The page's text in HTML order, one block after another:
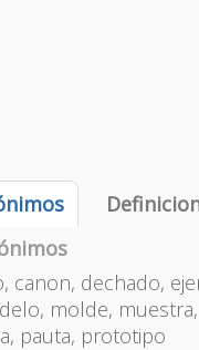
canon, dechado,
molde, muestra,
pauta, prototipo